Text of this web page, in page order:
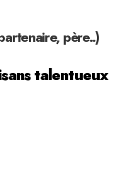
père..)
talentueux